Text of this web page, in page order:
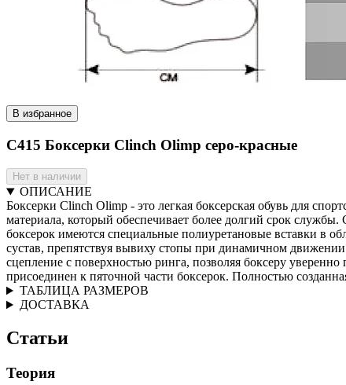
В избранное
C415 Боксерки Clinch Olimp серо-красные
Нет в наличии
ОПИСАНИЕ
Боксерки Clinch Olimp - это легкая боксерская обувь для
материала, который обеспечивает более долгий срок
боксерок имеются специальные полиуретановые вставки в
сустав, препятствуя вывиху стопы при динамичном
сцепление с поверхностью ринга, позволяя боксеру
присоединен к пяточной части боксерок. Полностью
ТАБЛИЦА РАЗМЕРОВ
ДОСТАВКА
Статьи
Теория